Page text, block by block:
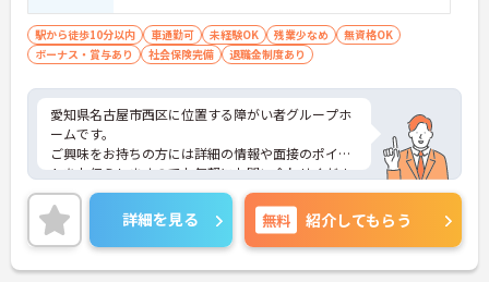
駅から徒歩10分以内 車通勤可 未経験OK 残業少なめ
無資格OK
ボーナス・賞与あり
社会保険完備 退職金制度あり
愛知県名古屋市西区に位置する障がい者グループホ
ームです。
ご興味をお持ちの方には詳細の情報や面接のポイン
トをお伝えしますのでお気軽にお問い合わせくださ
いませ。
詳細を見る 無料 紹介してもらう